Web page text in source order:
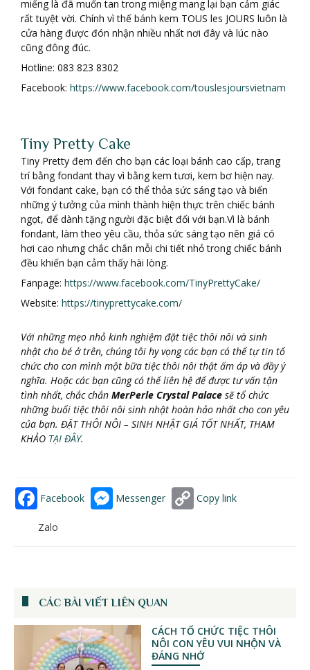
miếng là đã muốn tan trong miệng mang lại bạn cảm giác
rất tuyệt vời. Chính vì thế bánh kem TOUS les JOURS luôn là
cửa hàng được đón nhận nhiều nhất nơi đây và lúc nào
cũng đông đúc.
Hotline: 083 823 8302
Facebook: https://www.facebook.com/touslesjoursvietnam
Tiny Pretty Cake
Tiny Pretty đem đến cho bạn các loại bánh cao cấp, trang
trí bằng fondant thay vì bằng kem tươi, kem bơ hiện nay.
Với fondant cake, bạn có thể thỏa sức sáng tạo và biến
những ý tưởng của mình thành hiện thực trên chiếc bánh
ngọt, để dành tặng người đặc biệt đối với bạn.Vì là bánh
fondant, làm theo yêu cầu, thỏa sức sáng tạo nên giá có
hơi cao nhưng chắc chắn mỗi chi tiết nhỏ trong chiếc bánh
đều khiến bạn cảm thấy hài lòng.
Fanpage: https://www.facebook.com/TinyPrettyCake/
Website: https://tinyprettycake.com/
Với những mẹo nhỏ kinh nghiệm đặt tiệc thôi nôi và sinh
nhật cho bé ở trên, chúng tôi hy vọng các bạn có thể tự tin tổ
chức cho con mình một bữa tiệc thôi nôi thật ấm áp và đầy ý
nghĩa. Hoặc các bạn cũng có thể liên hệ để được tư vấn tận
tình nhất, chắc chắn MerPerle Crystal Palace sẽ tổ chức
những buổi tiệc thôi nôi sinh nhật hoàn hảo nhất cho con yêu
của bạn. ĐẶT THÔI NÔI – SINH NHẬT GIÁ TỐT NHẤT, THAM
KHẢO TẠI ĐÂY.
Facebook Messenger Copy link
Zalo
CÁC BÀI VIẾT LIÊN QUAN
CÁCH TỔ CHỨC TIỆC THÔI
NÔI CON YÊU VUI NHỘN VÀ
ĐÁNG NHỚ